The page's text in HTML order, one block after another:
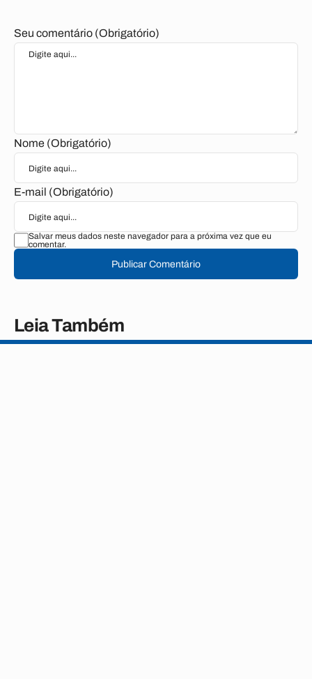
Seu comentário (Obrigatório)
Nome (Obrigatório)
E-mail (Obrigatório)
Salvar meus dados neste navegador para a próxima vez que eu
comentar.
Publicar Comentário
Leia Também